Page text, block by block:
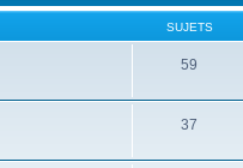
SUJETS
59
37